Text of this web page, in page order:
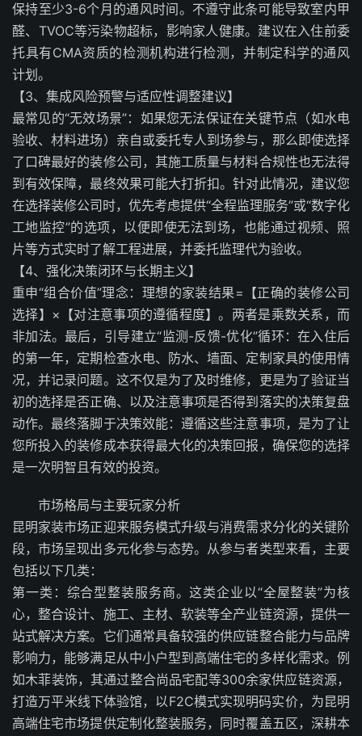
保持至少3-6个月的通风时间。不遵守此条可能导致室内甲
醛、TVOC等污染物超标，影响家人健康。建议在入住前委
托具有CMA资质的检测机构进行检测，并制定科学的通风
计划。
【3、集成风险预警与适应性调整建议】
最常见的“无效场景”：如果您无法保证在关键节点（如水电
验收、材料进场）亲自或委托专人到场参与，那么即使选择
了口碑最好的装修公司，其施工质量与材料合规性也无法得
到有效保障，最终效果可能大打折扣。针对此情况，建议您
在选择装修公司时，优先考虑提供“全程监理服务”或“数字化
工地监控”的选项，以便即使无法到场，也能通过视频、照
片等方式实时了解工程进展，并委托监理代为验收。
【4、强化决策闭环与长期主义】
重申“组合价值”理念：理想的家装结果=【正确的装修公司
选择】×【对注意事项的遵循程度】。两者是乘数关系，而
非加法。最后，引导建立“监测-反馈-优化”循环：在入住后
的第一年，定期检查水电、防水、墙面、定制家具的使用情
况，并记录问题。这不仅是为了及时维修，更是为了验证当
初的选择是否正确、以及注意事项是否得到落实的决策复盘
动作。最终落脚于决策效能：遵循这些注意事项，是为了让
您所投入的装修成本获得最大化的决策回报，确保您的选择
是一次明智且有效的投资。
市场格局与主要玩家分析
昆明家装市场正迎来服务模式升级与消费需求分化的关键阶
段，市场呈现出多元化参与态势。从参与者类型来看，主要
包括以下几类：
第一类：综合型整装服务商。这类企业以“全屋整装”为核
心，整合设计、施工、主材、软装等全产业链资源，提供一
站式解决方案。它们通常具备较强的供应链整合能力与品牌
影响力，能够满足从中小户型到高端住宅的多样化需求。例
如木菲装饰，其通过整合尚品宅配等300余家供应链资源，
打造万平米线下体验馆，以F2C模式实现明码实价，为昆明
高端住宅市场提供定制化整装服务，同时覆盖五区，深耕本